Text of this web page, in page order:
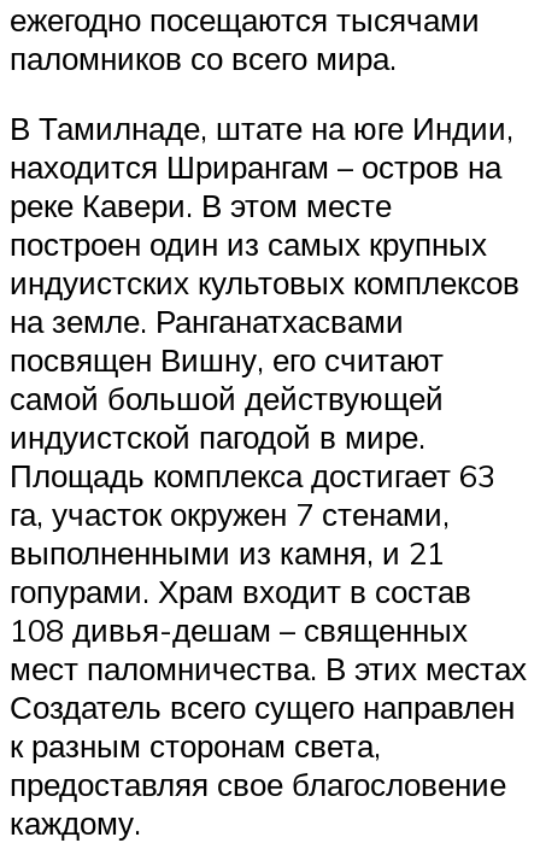
ежегодно посещаются тысячами
паломников со всего мира.
В Тамилнаде, штате на юге Индии,
находится Шрирангам – остров на
реке Кавери. В этом месте
построен один из самых крупных
индуистских культовых комплексов
на земле. Ранганатхасвами
посвящен Вишну, его считают
самой большой действующей
индуистской пагодой в мире.
Площадь комплекса достигает 63
га, участок окружен 7 стенами,
выполненными из камня, и 21
гопурами. Храм входит в состав
108 дивья-дешам – священных
мест паломничества. В этих местах
Создатель всего сущего направлен
к разным сторонам света,
предоставляя свое благословение
каждому.